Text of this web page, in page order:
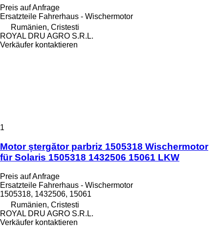
Preis auf Anfrage
Ersatzteile Fahrerhaus - Wischermotor
Rumänien, Cristesti
ROYAL DRU AGRO S.R.L.
Verkäufer kontaktieren
1
Motor ștergător parbriz 1505318 Wischermotor
für Solaris 1505318 1432506 15061 LKW
Preis auf Anfrage
Ersatzteile Fahrerhaus - Wischermotor
1505318, 1432506, 15061
Rumänien, Cristesti
ROYAL DRU AGRO S.R.L.
Verkäufer kontaktieren